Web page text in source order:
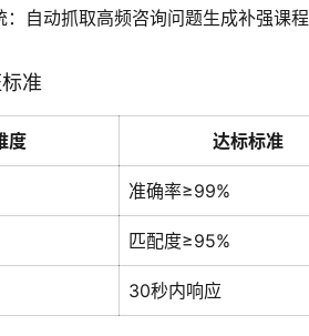
：自动抓取高频咨询问题生成补强课程
准
度 达标标准
准确率≥99%
匹配度≥95%
30秒内响应